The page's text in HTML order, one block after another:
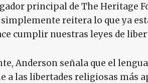
principal de The Heritage
reitera lo que ya
cumplir nuestras leyes de
Anderson señala que el
a las libertades religiosas más